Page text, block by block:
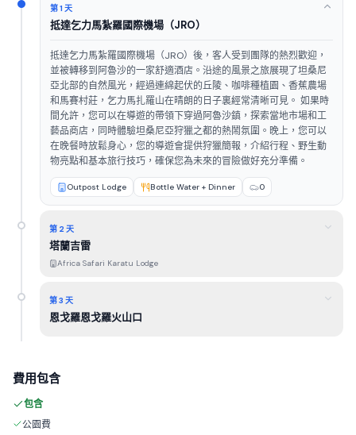
第 1 天
抵達乞力馬紮羅國際機場（JRO）
抵達乞力馬紮羅國際機場（JRO）後，客人受到團隊的熱烈歡迎，
並被轉移到阿魯沙的一家舒適酒店。沿途的風景之旅展現了坦桑尼
亞北部的自然風光，經過連綿起伏的丘陵、咖啡種植園、香蕉農場
和馬賽村莊，乞力馬扎羅山在晴朗的日子裏經常清晰可見。 如果時
間允許，您可以在導遊的帶領下穿過阿魯沙鎮，探索當地市場和工
藝品商店，同時體驗坦桑尼亞狩獵之都的熱鬧氛圍。晚上，您可以
在晚餐時放鬆身心，您的導遊會提供狩獵簡報，介紹行程、野生動
物亮點和基本旅行技巧，確保您為未來的冒險做好充分準備。
Outpost Lodge Bottle Water + Dinner 0
第 2 天
塔蘭吉雷
Africa Safari Karatu Lodge
第 3 天
恩戈羅恩戈羅火山口
費用包含
包含
公園費